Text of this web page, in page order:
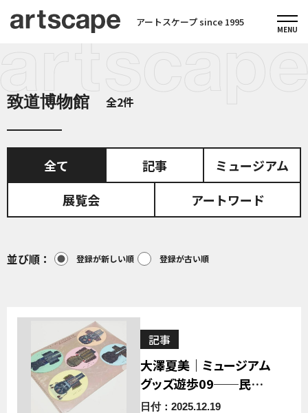
アートスケープ since 1995
致道博物館 全2件
全て 記事
ミュージアム
展覧会
アートワード
並び順 登録が新しい順 登録が古い順
記事
大澤夏美｜ミュージアム
グッズ遊歩09──民具
のミュージアムグッズは
日付：2025.12.19